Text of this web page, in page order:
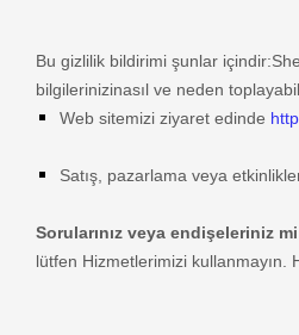
Bu gizlilik bildirimi şunlar içindir:
bilgilerinizinasıl ve neden
Web sitemizi ziyaret edinde
Satış, pazarlama veya
Sorularınız veya endişeleriniz
lütfen Hizmetlerimizi kullanmayın.